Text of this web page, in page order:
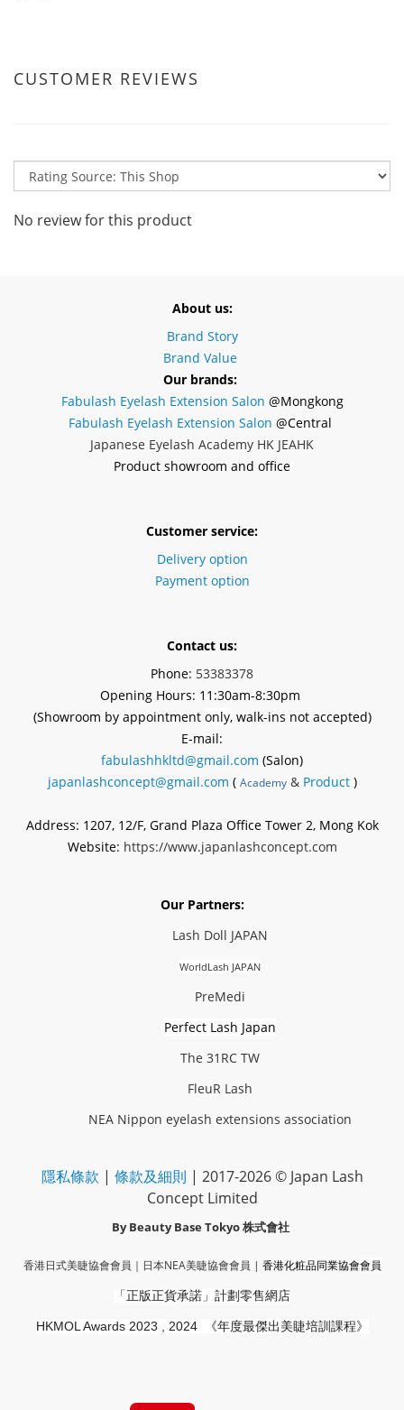
CUSTOMER REVIEWS
No review for this product
About us:
Brand Story
Brand Value
Our brands:
Fabulash Eyelash Extension Salon @Mongkong
Fabulash Eyelash Extension Salon @Central
Japanese Eyelash Academy HK JEAHK
Product showroom and office
Customer service:
Delivery option
Payment option
Contact us:
Phone: 53383378
Opening Hours: 11:30am-8:30pm
(Showroom by appointment only, walk-ins not accepted)
E-mail:
fabulashhkltd@gmail.com (Salon)
japanlashconcept@gmail.com ( Academy& Product )
Address: 1207, 12/F, Grand Plaza Office Tower 2, Mong Kok
Website: https://www.japanlashconcept.com
Our Partners:
Lash Doll JAPAN
WorldLash JAPAN
PreMedi
Perfect Lash Japan
The 31RC TW
FleuR Lash
NEA Nippon eyelash extensions association
隱私條款 | 條款及細則 | 2017-2026 © Japan Lash
Concept Limited
By Beauty Base Tokyo株式會社
香港日式美睫協會會員｜ 日本NEA美睫協會會員 | 香港化粧品同業協會會員
「正版正貨承諾」 計劃零售網店
HKMOL Awards 2023 , 2024 《年度最傑出美睫培訓課程》